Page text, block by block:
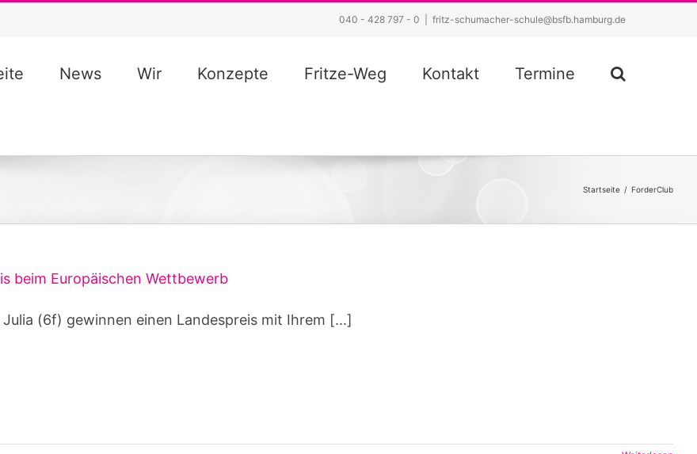
040 - 428 797 - 0 fritz-schumacher-schule@bsfb.hamburg.de
News Wir Konzepte Fritze-Weg Kontakt Termine
Startseite / ForderClub
beim Europäischen Wettbewerb
Julia (6f) gewinnen einen Landespreis mit Ihrem [...]